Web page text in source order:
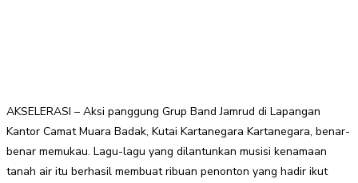
AKSELERASI – Aksi panggung Grup Band Jamrud di Lapangan
Kantor Camat Muara Badak, Kutai Kartanegara Kartanegara, benar-
benar memukau. Lagu-lagu yang dilantunkan musisi kenamaan
tanah air itu berhasil membuat ribuan penonton yang hadir ikut